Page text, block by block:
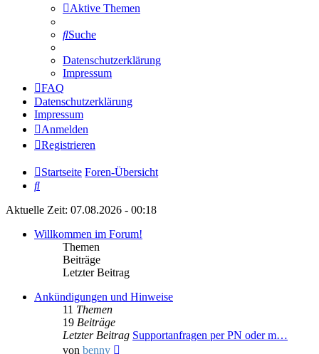
Aktive Themen
Suche
Datenschutzerklärung
Impressum
FAQ
Datenschutzerklärung
Impressum
Anmelden
Registrieren
Startseite Foren-Übersicht
Suche
Aktuelle Zeit: 07.08.2026 - 00:18
Willkommen im Forum!
Themen
Beiträge
Letzter Beitrag
Ankündigungen und Hinweise
11 Themen
19 Beiträge
Letzter Beitrag Supportanfragen per PN oder m…
von benny